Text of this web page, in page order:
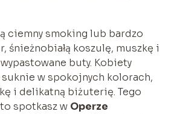
ciemny smoking lub bardzo
śnieżnobiałą koszulę, muszkę i
buty. Kobiety
w spokojnych kolorach,
i delikatną biżuterię. Tego
spotkasz w Operze